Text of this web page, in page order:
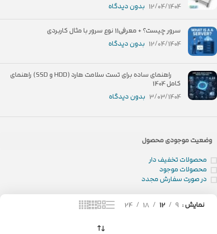
12/04/1404 بدون دیدگاه
سرور چیست؟ + معرفی11 نوع سرور با مثال کاربردی
12/04/1404 بدون دیدگاه
راهنمای ساده برای تست سلامت هارد (HDD و SSD) راهنمای
کامل 1404
3/03/1404 بدون دیدگاه
وضعیت موجودی محصول
محصولات تخفیف دار
محصولات موجود
در صورت سفارش مجدد
نمایش 9
12
18
24